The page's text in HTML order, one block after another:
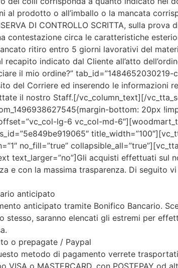
al prodotto o all’imballo o la mancata
DI CONTROLLO SCRITTA, sulla
contestazione circa le caratteristiche
ritiro entro 5 giorni lavorativi del
recapito indicato dal Cliente all’atto
il mio ordine?”
del Corriere ed inserendo le informazioni
il nostro Staff.[/vc_column_text][/
bottom: 20px
lg-6 vc_col-md-
no_fill=”true”
text_larger=”no”]Gli acquisti effettuati
e con la massima trasparenza. Di seguito
anticipato
anticipato tramite Bonifico Bancario.
stesso, saranno elencati gli estremi per
o prepagate / Paypal
metodo di pagamento verrete
VISA o MASTERCARD, con POSTEPAY